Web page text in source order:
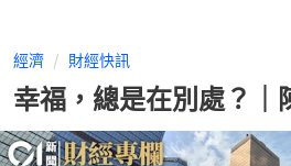
經濟 財經快訊
幸福，總是在別處？｜